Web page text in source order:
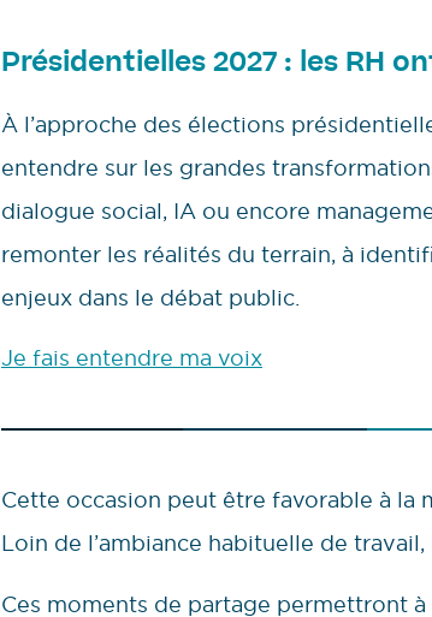
Présidentielles 2027 : les RH
À l’approche des élections
entendre sur les grandes
dialogue social, IA ou encore
remonter les réalités du terrain, à
enjeux dans le débat public.
Je fais entendre ma voix
Cette occasion peut être favorable à la
Loin de l’ambiance habituelle de
Ces moments de partage permettront à